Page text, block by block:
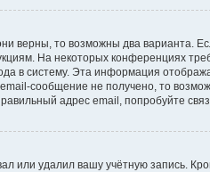
верны, то возможны два варианта.
На некоторых конференциях
в систему. Эта информация
сообщение не получено, то
адрес email, попробуйте
или удалил вашу учётную запись.